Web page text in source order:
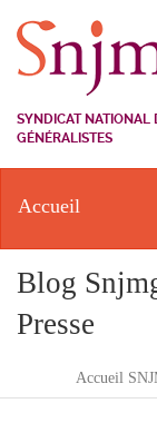
SYNDICAT NATIONAL
GÉNÉRALISTES
Accueil
Blog
Presse
Accueil